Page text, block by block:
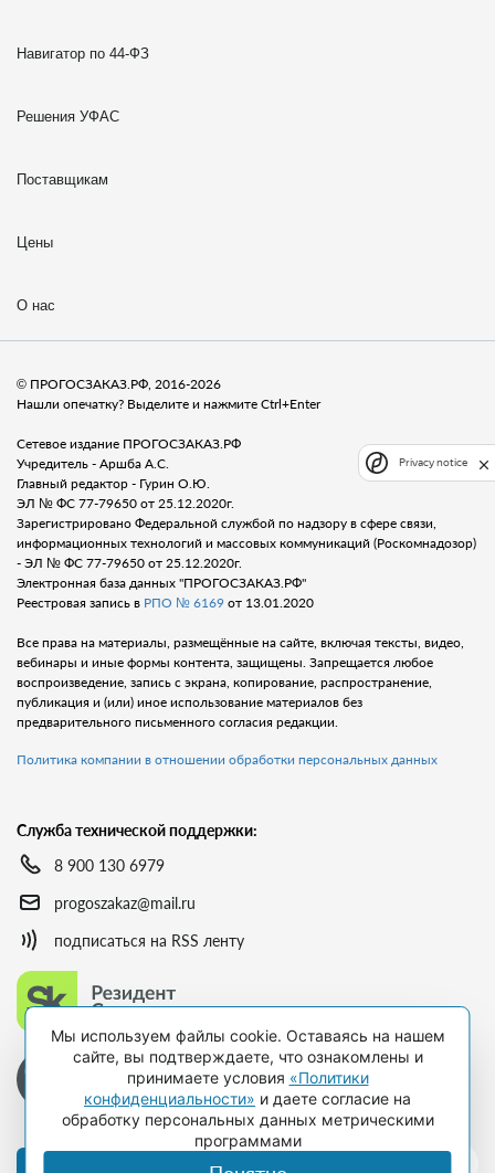
Навигатор по 44-ФЗ
Решения УФАС
Поставщикам
Цены
О нас
© ПРОГОСЗАКАЗ.РФ, 2016-2026
Нашли опечатку? Выделите и нажмите Ctrl+Enter
Сетевое издание ПРОГОСЗАКАЗ.РФ
Учредитель - Аршба А.С.
Главный редактор - Гурин О.Ю.
ЭЛ № ФС 77-79650 от 25.12.2020г.
Зарегистрировано Федеральной службой по надзору в сфере связи,
информационных технологий и массовых коммуникаций (Роскомнадозор)
- ЭЛ № ФС 77-79650 от 25.12.2020г.
Электронная база данных "ПРОГОСЗАКАЗ.РФ"
Реестровая запись в РПО № 6169 от 13.01.2020
Все права на материалы, размещённые на сайте, включая тексты, видео,
вебинары и иные формы контента, защищены. Запрещается любое
воспроизведение, запись с экрана, копирование, распространение,
публикация и (или) иное использование материалов без
предварительного письменного согласия редакции.
Политика компании в отношении обработки персональных данных
Служба технической поддержки:
8 900 130 6979
progoszakaz@mail.ru
подписаться на RSS ленту
Мы используем файлы cookie. Оставаясь на нашем
сайте, вы подтверждаете, что ознакомлены и
принимаете условия «Политики
конфиденциальности» и даете согласие на
обработку персональных данных метрическими
программами
Privacy notice